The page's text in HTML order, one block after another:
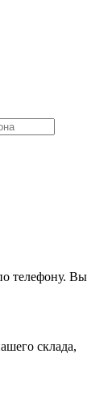
телефону. Вы
склада,